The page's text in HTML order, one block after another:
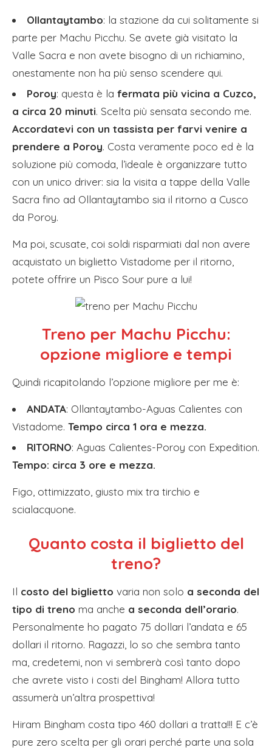
Ollantaytambo: la stazione da cui solitamente si
parte per Machu Picchu. Se avete già visitato la
Valle Sacra e non avete bisogno di un richiamino,
onestamente non ha più senso scendere qui.
Poroy: questa è la fermata più vicina a Cuzco,
a circa 20 minuti. Scelta più sensata secondo me.
Accordatevi con un tassista per farvi venire a
prendere a Poroy. Costa veramente poco ed è la
soluzione più comoda, l’ideale è organizzare tutto
con un unico driver: sia la visita a tappe della Valle
Sacra fino ad Ollantaytambo sia il ritorno a Cusco
da Poroy.
Ma poi, scusate, coi soldi risparmiati dal non avere
acquistato un biglietto Vistadome per il ritorno,
potete offrire un Pisco Sour pure a lui!
Treno per Machu Picchu:
opzione migliore e tempi
Quindi ricapitolando l’opzione migliore per me è:
ANDATA: Ollantaytambo-Aguas Calientes con
Vistadome. Tempo circa 1 ora e mezza.
RITORNO: Aguas Calientes-Poroy con Expedition.
Tempo: circa 3 ore e mezza.
Figo, ottimizzato, giusto mix tra tirchio e
scialacquone.
Quanto costa il biglietto del
treno?
Il costo del biglietto varia non solo a seconda del
tipo di treno ma anche a seconda dell’orario.
Personalmente ho pagato 75 dollari l’andata e 65
dollari il ritorno. Ragazzi, lo so che sembra tanto
ma, credetemi, non vi sembrerà così tanto dopo
che avrete visto i costi del Bingham! Allora tutto
assumerà un’altra prospettiva!
Hiram Bingham costa tipo 460 dollari a tratta!!! E c’è
pure zero scelta per gli orari perché parte una sola